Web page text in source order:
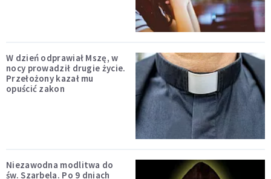
W dzień odprawiał Mszę, w
nocy prowadził drugie życie.
Przełożony kazał mu
opuścić zakon
Niezawodna modlitwa do
św. Szarbela. Po 9 dniach